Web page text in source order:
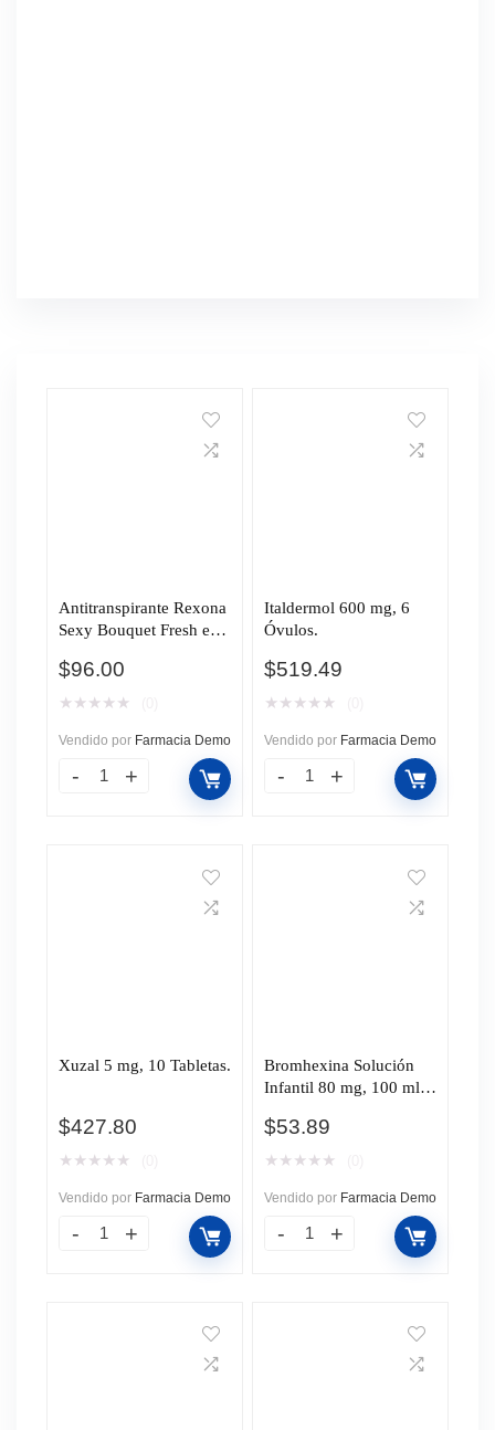
Antitranspirante Rexona
Sexy Bouquet Fresh en
$96.00
★ ★ ★ ★ ★
Vendido por Farmacia Demo
Italdermol 600 mg, 6
Óvulos.
$519.49
★ ★ ★ ★ ★
Vendido por Farmacia Demo
Xuzal 5 mg, 10 Tabletas.
$427.80
★ ★ ★ ★ ★
Vendido por Farmacia Demo
Bromhexina Solución
Infantil 80 mg, 100 ml
$53.89
★ ★ ★ ★ ★
Vendido por Farmacia Demo